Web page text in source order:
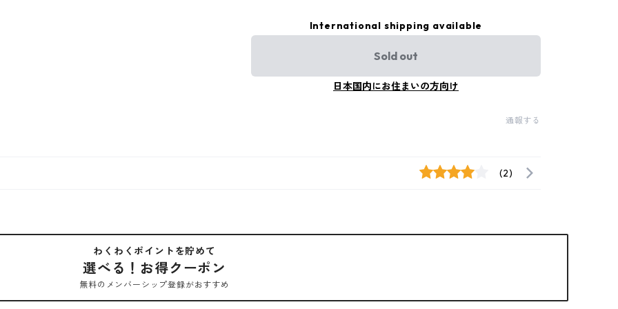
International shipping available
Sold out
日本国内にお住まいの方向け
通報する
(2)
わくわくポイントを貯めて
選べる！お得クーポン
無料のメンバーシップ登録がおすすめ